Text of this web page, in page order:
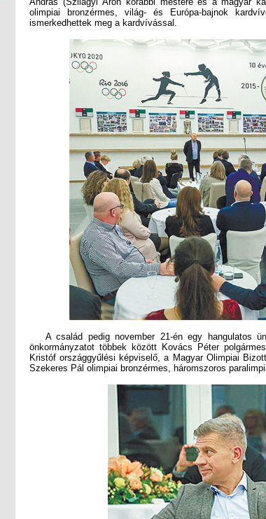
ismerkedhettek meg a kardvívással.
A család pedig no­vem­ber 21-én egy hangulatos
önkormányzatot többek között Kovács Péter
Kristóf országgyűlési képviselő, a Magyar Olimpiai
Szekeres Pál olimpiai bronzérmes, háromszoros